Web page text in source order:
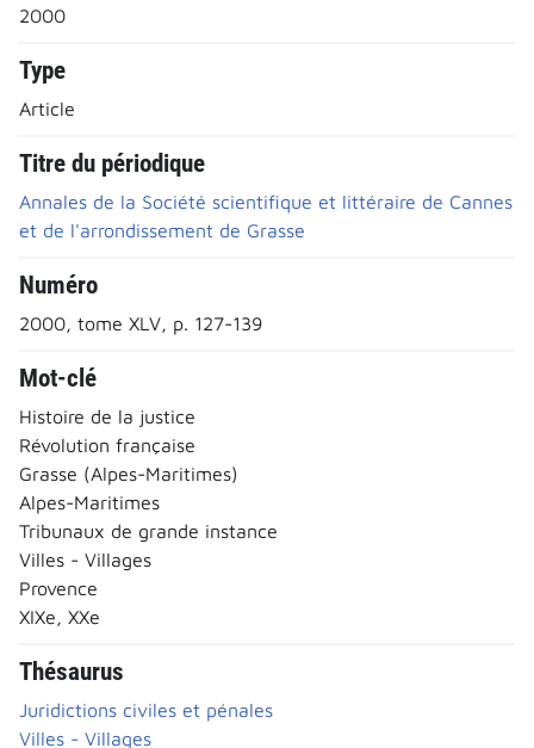
2000
Type
Article
Titre du périodique
Annales de la Société scientifique et littéraire de Cannes
et de l'arrondissement de Grasse
Numéro
2000, tome XLV, p. 127-139
Mot-clé
Histoire de la justice
Révolution française
Grasse (Alpes-Maritimes)
Alpes-Maritimes
Tribunaux de grande instance
Villes - Villages
Provence
XIXe, XXe
Thésaurus
Juridictions civiles et pénales
Villes - Villages